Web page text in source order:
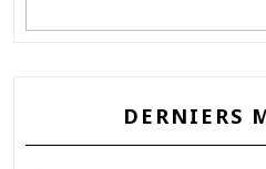
DERNIERS